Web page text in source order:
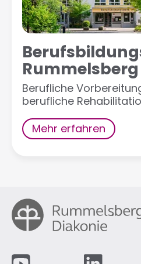
Rummelsberg
Berufliche
berufliche
Mehr erfahren